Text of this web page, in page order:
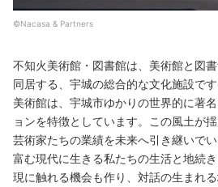
©Nacasa & Partners
不知火美術館・図書館は、美術館と図
同居する、宇城の総合的な文化施設です
美術館は、宇城市ゆかりの世界的に著
ョンを特徴としています。この風土が
芸術家たちの業績を未来へ引き継いで
富む現代に生きる私たちの生活と地続
現に触れる機会も作り、対話の生まれ